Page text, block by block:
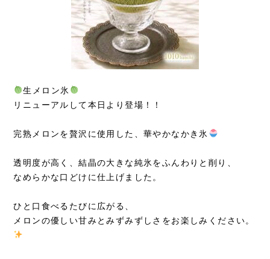
生メロン氷
リニューアルして本日より登場！！
完熟メロンを贅沢に使用した、華やかなかき氷
透明度が高く、結晶の大きな純氷をふんわりと削り、
なめらかな口どけに仕上げました。
ひと口食べるたびに広がる、
メロンの優しい甘みとみずみずしさをお楽しみください。